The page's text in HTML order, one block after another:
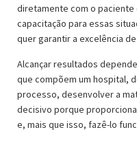
diretamente com o
capacitação para essas
quer garantir a excelência
Alcançar resultados
que compõem um hospital,
processo, desenvolver a
decisivo porque
e, mais que isso, fazê-lo